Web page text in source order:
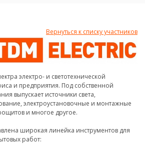
Вернуться к списку участников
электро- и светотехнической
и предприятия. Под собственной
выпускает источники света,
электроустановочные и монтажные
и многое другое.
широкая линейка инструментов для
работ: